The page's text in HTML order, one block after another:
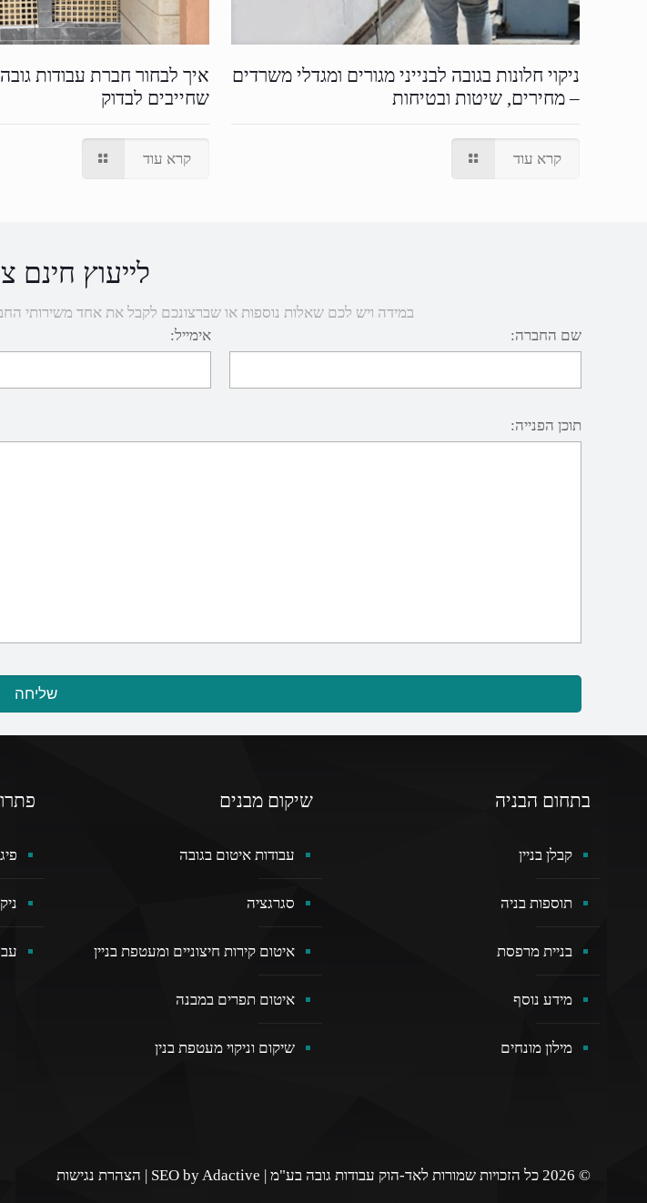
ניקוי חלונות בגובה לבנייני מגורים ומגדלי משרדים
– מחירים, שיטות ובטיחות
קרא עוד
שחייבים לבדוק
קרא עוד
לייעוץ חינם
במידה ויש לכם שאלות נוספות או שברצונכם לקבל את אחד משירותי החברה,
שם החברה:
אימייל:
תוכן הפנייה:
בתחום הבניה
קבלן בניין
תוספות בניה
בניית מרפסת
מידע נוסף
מילון מונחים
שיקום מבנים
עבודות איטום בגובה
סגרגציה
איטום קירות חיצוניים ומעטפת בניין
איטום תפרים במבנה
שיקום וניקוי מעטפת בנין
© 2026 כל הזכויות שמורות לאד-הוק עבודות גובה בע"מ | SEO by Adactive
| הצהרת נגישות